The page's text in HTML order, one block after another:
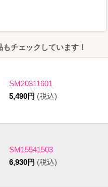
チェックしています！
SM20311601
5,490円 (税込)
SM15541503
6,930円 (税込)